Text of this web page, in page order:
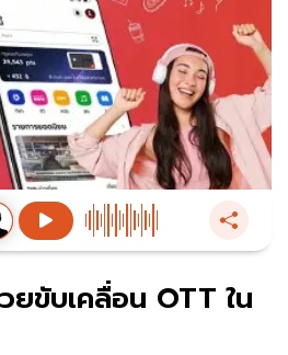
ขับเคลื่อน OTT ใน